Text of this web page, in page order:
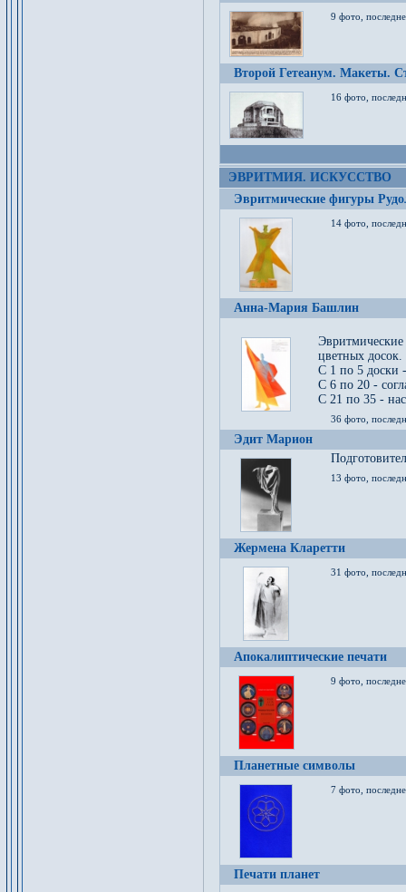
9 фото,
Второй Гетеанум. Макеты.
16 фото,
ЭВРИТМИЯ. ИСКУССТВО
Эвритмические фигуры
14 фото,
Анна-Мария Башлин
цветных досок.
С 1 по 5 доски
С 6 по 20 -
С 21 по 35 -
36 фото,
Эдит Марион
13 фото,
Жермена Кларетти
31 фото,
Апокалиптические печати
9 фото,
Планетные символы
7 фото,
Печати планет